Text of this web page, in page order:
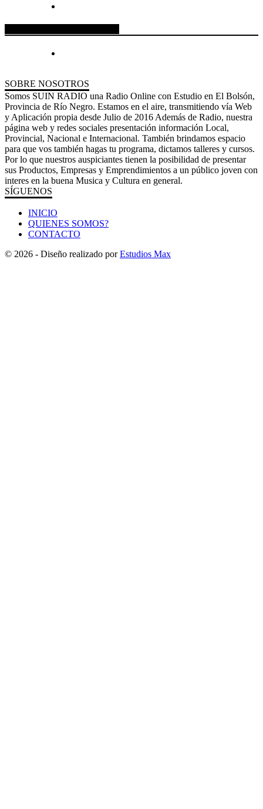
SOBRE NOSOTROS
Somos SUIN RADIO una Radio Online con Estudio en El Bolsón,
Provincia de Río Negro. Estamos en el aire, transmitiendo vía Web
y Aplicación propia desde Julio de 2016 Además de Radio, nuestra
página web y redes sociales presentación información Local,
Provincial, Nacional e Internacional. También brindamos espacio
para que vos también hagas tu programa, dictamos talleres y cursos.
Por lo que nuestros auspiciantes tienen la posibilidad de presentar
sus Productos, Empresas y Emprendimientos a un público joven con
interes en la buena Musica y Cultura en general.
SÍGUENOS
INICIO
QUIENES SOMOS?
CONTACTO
© 2026 - Diseño realizado porEstudios Max